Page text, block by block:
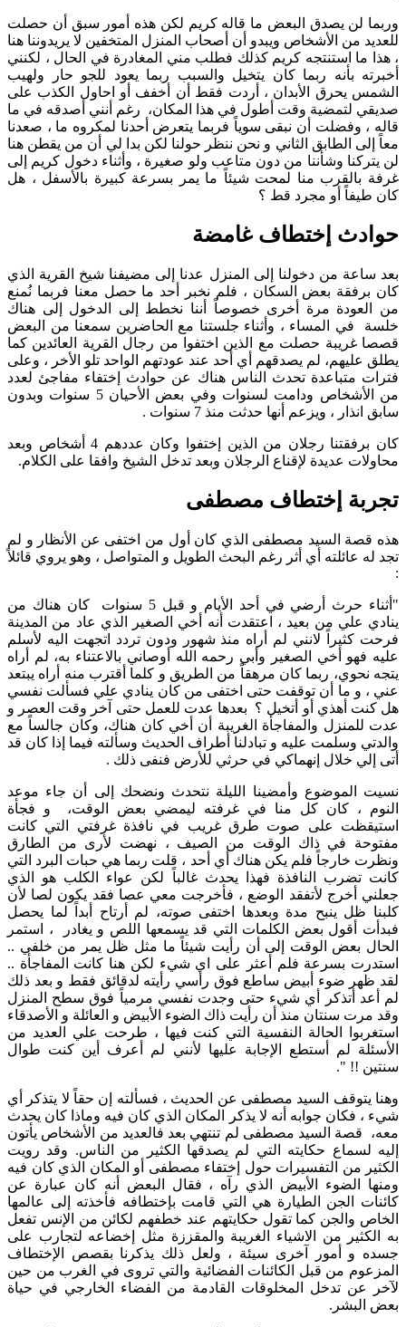
وربما لن يصدق البعض ما قاله كريم لكن هذه أمور سبق أن حصلت
للعديد من الأشخاص ويبدو أن أصحاب المنزل المتخفين لا يريدوننا هنا
، هذا ما استنتجه كريم كذلك فطلب مني المغادرة في الحال ، لكنني
أخبرته بأنه ربما كان يتخيل والسبب ربما يعود للجو حار ولهيب
الشمس يحرق الأبدان ، أردت فقط أن أخفف أو احاول الكذب على
صديقي لتمضية وقت أطول في هذا المكان، رغم أنني أصدقه في ما
قاله ، وفضلت أن نبقى سوياً فربما يتعرض أحدنا لمكروه ما ، صعدنا
معاً إلى الطابق الثاني و نحن ننظر حولنا لكن بدا لي أن من يقطن هنا
لن يتركنا وشأننا من دون متاعب ولو صغيرة ، وأثناء دخول كريم إلى
غرفة بالقرب منا لمحت شيئاً ما يمر بسرعة كبيرة بالأسفل ، هل
كان طيفاً أو مجرد قط ؟
حوادث إختطاف غامضة
بعد ساعة من دخولنا إلى المنزل عدنا إلى مضيفنا شيخ القرية الذي
كان برفقة بعض السكان ، فلم نخبر أحد ما حصل معنا فربما نُمنع
من العودة مرة أخرى خصوصاً أننا نخطط إلى الدخول إلى هناك
خلسة في المساء ، وأثناء جلستنا مع الحاضرين سمعنا من البعض
قصصا غريبة حصلت مع الذين اختفوا من رجال القرية العائدين كما
يطلق عليهم، لم يصدقهم أي أحد عند عودتهم الواحد تلو الأخر ، وعلى
فترات متباعدة تحدث الناس هناك عن حوادث إختفاء مفاجئ لعدد
من الأشخاص ودامت لسنوات وفي بعض الأحيان 5 سنوات وبدون
سابق انذار ، ويزعم أنها حدثت منذ 7 سنوات .
كان برفقتنا رجلان من الذين إختفوا وكان عددهم 4 أشخاص وبعد
محاولات عديدة لإقناع الرجلان وبعد تدخل الشيخ وافقا على الكلام.
تجربة إختطاف مصطفى
هذه قصة السيد مصطفى الذي كان أول من اختفى عن الأنظار و لم
تجد له عائلته أي أثر رغم البحث الطويل و المتواصل ، وهو يروي قائلاً
:
"أثناء حرث أرضي في أحد الأيام و قبل 5 سنوات كان هناك من
ينادي علي من بعيد ، اعتقدت أنه أخي الصغير الذي عاد من المدينة
فرحت كثيراً لانني لم أراه منذ شهور ودون تردد اتجهت اليه لأسلم
عليه فهو أخي الصغير وأبي رحمه الله أوصاني بالاعتناء به، لم أراه
يتجه نحوي، ربما كان مرهقاً من الطريق و كلما أقترب منه أراه يبتعد
عني ، و ما أن توقفت حتى اختفى من كان ينادي علي فسألت نفسي
هل كنت أهذي أو أتخيل ؟ بعدها عدت للعمل حتى آخر وقت العصر و
عدت للمنزل والمفاجأة الغريبة أن أخي كان هناك، وكان جالساً مع
والدتي وسلمت عليه و تبادلنا أطراف الحديث وسألته فيما إذا كان قد
أتى إلي خلال إنهماكي في حرثي للأرض فنفى ذلك .
نسيت الموضوع وأمضينا الليلة نتحدث ونضحك إلى أن جاء موعد
النوم ، كان كل منا في غرفته ليمضي بعض الوقت، و فجأة
استيقظت على صوت طرق غريب في نافذة غرفتي التي كانت
مفتوحة في ذاك الوقت من الصيف ، نهضت لأرى من الطارق
ونظرت خارجاً فلم يكن هناك أي أحد ، قلت ربما هي حبات البرد التي
كانت تضرب النافذة فهذا يحدث غالباً لكن عواء الكلب هو الذي
جعلني أخرج لأتفقد الوضع ، فأخرجت معي عصا فقد يكون لصا لأن
كلبنا ظل ينبح مدة وبعدها اختفى صوته، لم أرتاح أبداً لما يحصل
فبدأت أقول بعض الكلمات التي قد يسمعها اللص و يغادر ، استمر
الحال بعض الوقت إلى أن رأيت شيئاً ما مثل ظل يمر من خلفي ..
استدرت بسرعة فلم أعثر على اي شيء لكن هنا كانت المفاجأة ..
لقد ظهر ضوء أبيض ساطع فوق رأسي رأيته لدقائق فقط و بعد ذلك
لم أعد أتذكر أي شيء حتى وجدت نفسي مرمياً فوق سطح المنزل
وقد مرت سنتان منذ أن رأيت ذاك الضوء الأبيض و العائلة و الأصدقاء
استغربوا الحالة النفسية التي كنت فيها ، طرحت علي العديد من
الأسئلة لم أستطع الإجابة عليها لأنني لم أعرف أين كنت طوال
سنتين !! ".
وهنا يتوقف السيد مصطفى عن الحديث ، فسألته إن حقاً لا يتذكر أي
شيء ، فكان جوابه أنه لا يذكر المكان الذي كان فيه وماذا كان يحدث
معه، قصة السيد مصطفى لم تنتهي بعد فالعديد من الأشخاص يأتون
إليه لسماع حكايته التي لم يصدقها الكثير من الناس. وقد رويت
الكثير من التفسيرات حول إختفاء مصطفى أو المكان الذي كان فيه
ومنها الضوء الأبيض الذي رآه ، فقال البعض أنه كان عبارة عن
كائنات الجن الطيارة هي التي قامت بإختطافه فأخذته إلى عالمها
الخاص والجن كما تقول حكايتهم عند خطفهم لكائن من الإنس تفعل
به الكثير من الاشياء الغريبة والمقززة مثل إخضاعه لتجارب على
جسده و أمور آخرى سيئة ، ولعل ذلك يذكرنا بقصص الإختطاف
المزعوم من قبل الكائنات الفضائية والتي تروى في الغرب من حين
لآخر عن تدخل المخلوقات القادمة من الفضاء الخارجي في حياة
بعض البشر.